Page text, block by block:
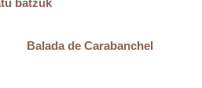
batzuk
Balada de Carabanchel